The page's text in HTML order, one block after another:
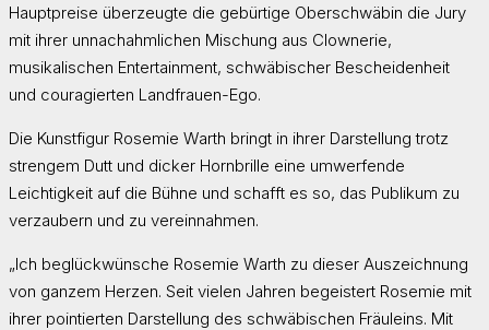
Hauptpreise überzeugte die gebürtige Oberschwäbin die Jury
mit ihrer unnachahmlichen Mischung aus Clownerie,
musikalischen Entertainment, schwäbischer Bescheidenheit
und couragierten Landfrauen-Ego.
Die Kunstfigur Rosemie Warth bringt in ihrer Darstellung trotz
strengem Dutt und dicker Hornbrille eine umwerfende
Leichtigkeit auf die Bühne und schafft es so, das Publikum zu
verzaubern und zu vereinnahmen.
„Ich beglückwünsche Rosemie Warth zu dieser Auszeichnung
von ganzem Herzen. Seit vielen Jahren begeistert Rosemie mit
ihrer pointierten Darstellung des schwäbischen Fräuleins. Mit